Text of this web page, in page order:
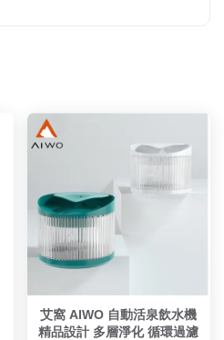
艾窩 AIWO 自動活泉飲水機
精品設計 多層淨化 循環過濾